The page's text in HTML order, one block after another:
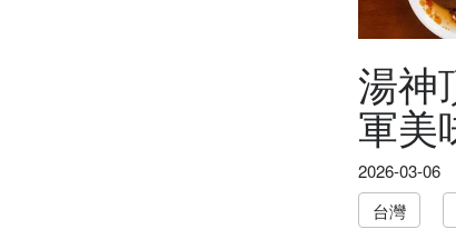
湯神
軍美
2026-03-06
台灣